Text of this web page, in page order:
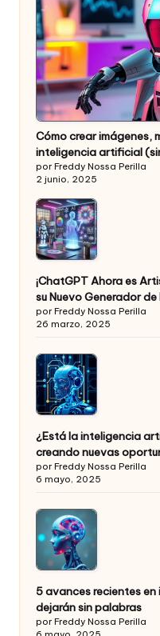
Cómo crear imágenes,
inteligencia artificial
por Freddy Nossa Perilla
2 junio, 2025
¡ChatGPT Ahora es
su Nuevo Generador de
por Freddy Nossa Perilla
26 marzo, 2025
¿Está la inteligencia
creando nuevas
por Freddy Nossa Perilla
6 mayo, 2025
5 avances recientes
dejarán sin palabras
por Freddy Nossa Perilla